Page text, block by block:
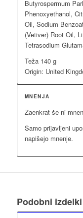
Butyrospermum
Phenoxyethanol,
Oil, Sodium
(Vetiver) Root Oil,
Tetrasodium
Teža 140 g
Origin: United
MNENJA
Zaenkrat še ni
Samo prijavljeni
napišejo mnenje.
Podobni izdelki